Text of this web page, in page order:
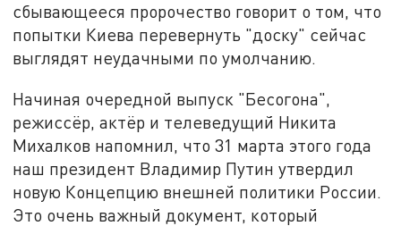
сбывающееся пророчество говорит о том, что
попытки Киева перевернуть "доску" сейчас
выглядят неудачными по умолчанию.
Начиная очередной выпуск "Бесогона",
режиссёр, актёр и телеведущий Никита
Михалков напомнил, что 31 марта этого года
наш президент Владимир Путин утвердил
новую Концепцию внешней политики России.
Это очень важный документ, который